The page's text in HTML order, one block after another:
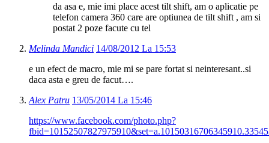
da asa e, mie imi place acest tilt shift, am o aplicatie pe
telefon camera 360 care are optiunea de tilt shift , am si
postat 2 poze facute cu tel
Melinda Mandici 14/08/2012 La 15:53
e un efect de macro, mie mi se pare fortat si neinteresant..si
daca asta e greu de facut….
Alex Patru 13/05/2014 La 15:46
https://www.facebook.com/photo.php?